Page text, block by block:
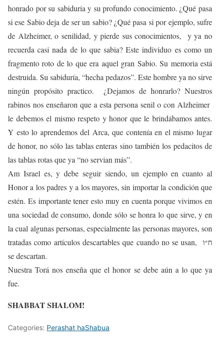
honrado por su sabiduria y su profundo conocimiento. ¿Qué pasa
si ese Sabio deja de ser un sabio? ¿Qué pasa si por ejemplo, sufre
de Alzheimer, o senilidad, y pierde sus conocimientos, y ya no
recuerda casi nada de lo que sabia? Este individuo es como un
fragmento roto de lo que era aquel gran Sabio. Su memoria está
destruida. Su sabiduría, “hecha pedazos”. Este hombre ya no sirve
ningún propósito practico. ¿Dejamos de honrarlo? Nuestros
rabinos nos enseñaron que a esta persona senil o con Alzheimer
le debemos el mismo respeto y honor que le brindábamos antes.
Y esto lo aprendemos del Arca, que contenía en el mismo lugar
de honor, no sólo las tablas enteras sino también los pedacitos de
las tablas rotas que ya “no servian más”.
Am Israel es, y debe seguir siendo, un ejemplo en cuanto al
Honor a los padres y a los mayores, sin importar la condición que
estén. Es importante tener esto muy en cuenta porque vivimos en
una sociedad de consumo, donde sólo se honra lo que sirve, y en
la cual algunas personas, especialmente las personas mayores, son
tratadas como artículos descartables que cuando no se usan, ח״ו
se descartan.
Nuestra Torá nos enseña que el honor se debe aún a lo que ya
fue.
SHABBAT SHALOM!
Categories: Perashat haShabua